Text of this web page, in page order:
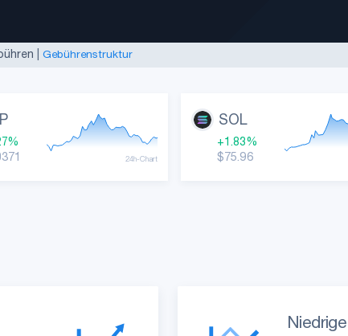
Gebührenstruktur
24h-Chart
SOL
+1.83%
$75.96